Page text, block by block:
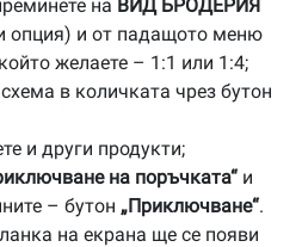
на ВИД БРОДЕРИЯ
опция) и от падащото меню
желаете – 1:1 или 1:4;
в количката чрез бутон
и други продукти;
на поръчката“ и
– бутон „Приключване“.
на екрана ще се появи